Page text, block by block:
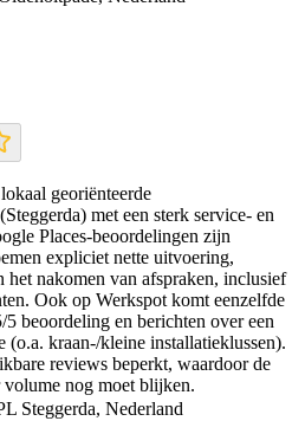
georiënteerde
met een sterk service- en
Places-beoordelingen zijn
expliciet nette uitvoering,
het nakomen van afspraken, inclusief
Ook op Werkspot komt eenzelfde
beoordeling en berichten over een
kraan-/kleine installatieklussen).
reviews beperkt, waardoor de
nog moet blijken.
Steggerda, Nederland